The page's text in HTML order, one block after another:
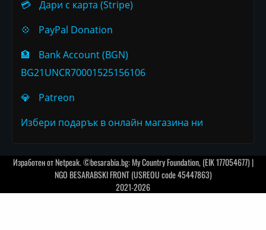
💳
Дари с карта (Stripe)
💠
PayPal Donation
🏦
Bank Account (BGN)
BG21UNCR70001525156106
💎
Patreon
Избери подарък в онлайн магазина ни
Изработен отNetpeak. ©besarabia.bg: My Country Foundation, (EIK 177054677) |
NGO BESARABSKI FRONT (USREOU code 45447863)
2021-2026